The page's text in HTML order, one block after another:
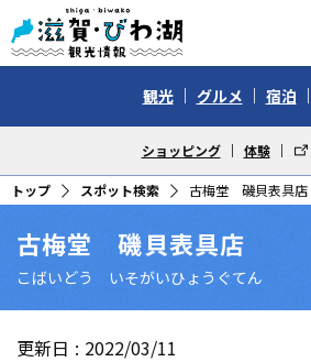
観光 グルメ 宿泊
ショッピング 体験
トップ スポット検索 古梅堂 磯貝表具店
古梅堂 磯貝表具店
こばいどう いそがいひょうぐてん
更新日 2022/03/11